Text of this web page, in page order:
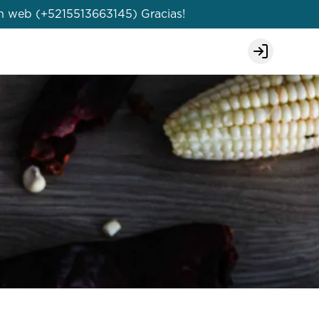
(+5215513663145) Gracias!
Login